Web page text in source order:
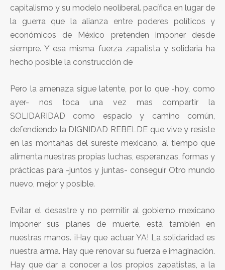
capitalismo y su modelo neoliberal. pacífica en lugar de
la guerra que la alianza entre poderes políticos y
económicos de México pretenden imponer desde
siempre. Y esa misma fuerza zapatista y solidaria ha
hecho posible la construcción de
Pero la amenaza sigue latente, por lo que -hoy, como
ayer- nos toca una vez mas compartir la
SOLIDARIDAD como espacio y camino común,
defendiendo la DIGNIDAD REBELDE que vive y resiste
en las montañas del sureste mexicano, al tiempo que
alimenta nuestras propias luchas, esperanzas, formas y
prácticas para -juntos y juntas- conseguir Otro mundo
nuevo, mejor y posible.
Evitar el desastre y no permitir al gobierno mexicano
imponer sus planes de muerte, está también en
nuestras manos. ¡Hay que actuar YA! La solidaridad es
nuestra arma. Hay que renovar su fuerza e imaginación.
Hay que dar a conocer a los propios zapatistas, a la